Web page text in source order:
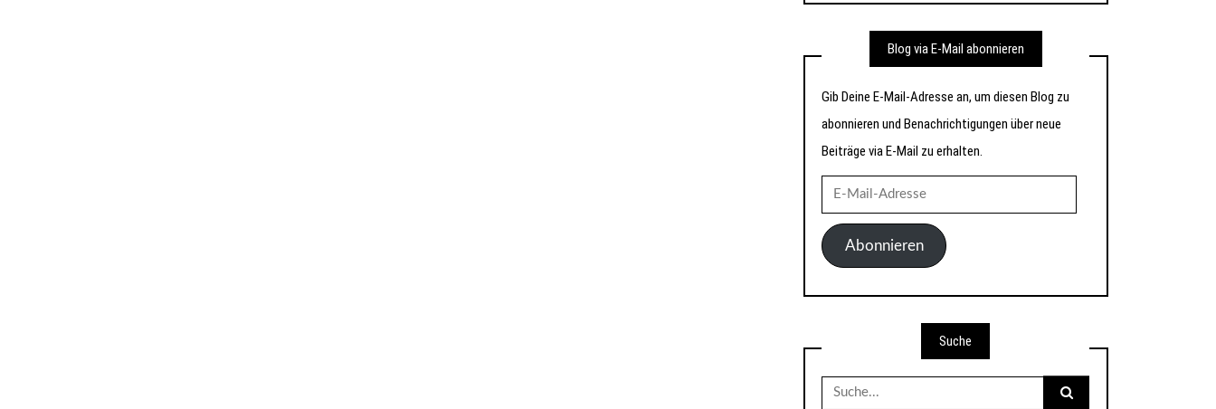
Blog via E-Mail abonnieren
Gib Deine E-Mail-Adresse an, um diesen Blog zu
abonnieren und Benachrichtigungen über neue
Beiträge via E-Mail zu erhalten.
Mail-
AdresseAbonnieren
Suche
Suche
nach: